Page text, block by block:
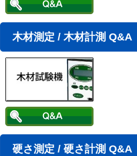
木材測定 / 木材計測 Q&A
硬さ測定 / 硬さ計測 Q&A